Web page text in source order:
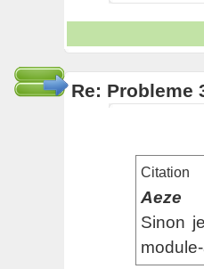
Re: Probleme
Citation
Aeze
Sinon